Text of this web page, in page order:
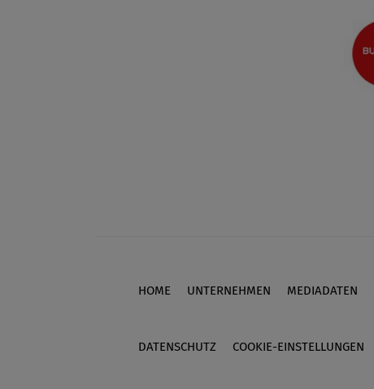
Footer
HOME UNTERNEHMEN MEDIADATEN
DATENSCHUTZ COOKIE-EINSTELLUNGEN